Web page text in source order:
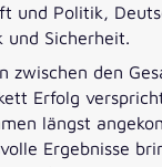
und Politik,
und Sicherheit.
zwischen den
Erfolg
längst
Ergebnisse